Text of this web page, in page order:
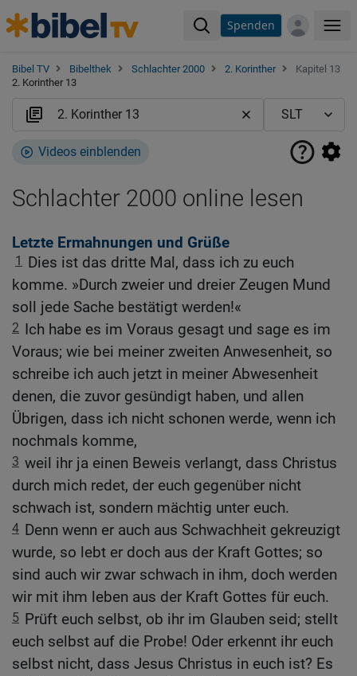
Spenden
Bibel TV Bibelthek Schlachter 2000 2. Korinther
Kapitel 13
2. Korinther 13
Videos einblenden
Schlachter 2000 online lesen
Letzte Ermahnungen und Grüße
1
Dies ist das dritte Mal, dass ich zu euch
komme. »Durch zweier und dreier Zeugen Mund
soll jede Sache bestätigt werden!«
2 Ich habe es im Voraus gesagt und sage es im
Voraus; wie bei meiner zweiten Anwesenheit, so
schreibe ich auch jetzt in meiner Abwesenheit
denen, die zuvor gesündigt haben, und allen
Übrigen, dass ich nicht schonen werde, wenn ich
nochmals komme,
3 weil ihr ja einen Beweis verlangt, dass Christus
durch mich redet, der euch gegenüber nicht
schwach ist, sondern mächtig unter euch.
4 Denn wenn er auch aus Schwachheit gekreuzigt
wurde, so lebt er doch aus der Kraft Gottes; so
sind auch wir zwar schwach in ihm, doch werden
wir mit ihm leben aus der Kraft Gottes für euch.
5 Prüft euch selbst, ob ihr im Glauben seid; stellt
euch selbst auf die Probe! Oder erkennt ihr euch
selbst nicht, dass Jesus Christus in euch ist? Es